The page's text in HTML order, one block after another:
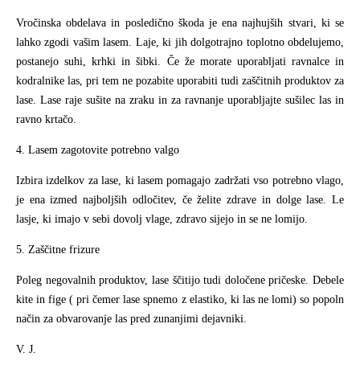
Vročinska obdelava in posledično škoda je ena najhujših stvari, ki se
lahko zgodi vašim lasem. Laje, ki jih dolgotrajno toplotno obdelujemo,
postanejo suhi, krhki in šibki. Če že morate uporabljati ravnalce in
kodralnike las, pri tem ne pozabite uporabiti tudi zaščitnih produktov za
lase. Lase raje sušite na zraku in za ravnanje uporabljajte sušilec las in
ravno krtačo.
4. Lasem zagotovite potrebno valgo
Izbira izdelkov za lase, ki lasem pomagajo zadržati vso potrebno vlago,
je ena izmed najboljših odločitev, če želite zdrave in dolge lase. Le
lasje, ki imajo v sebi dovolj vlage, zdravo sijejo in se ne lomijo.
5. Zaščitne frizure
Poleg negovalnih produktov, lase ščitijo tudi določene pričeske. Debele
kite in fige ( pri čemer lase spnemo z elastiko, ki las ne lomi) so popoln
način za obvarovanje las pred zunanjimi dejavniki.
V. J.